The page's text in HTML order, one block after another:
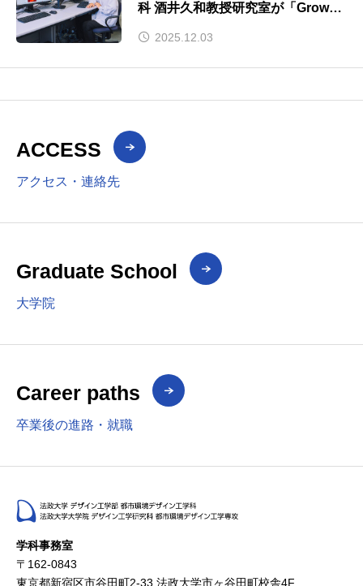
科 酒井久和教授研究室が「Grow～
私が成長できた場所～」で紹介され
2025.12.03
ACCESS
アクセス・連絡先
Graduate School
大学院
Career paths
卒業後の進路・就職
学科事務室
〒162-0843
東京都新宿区市谷田町2-33 法政大学市ヶ谷田町校舎4F